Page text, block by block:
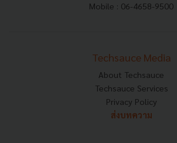
Mobile : 06-4658-9500
Techsauce Media
About Techsauce
Techsauce Services
Privacy Policy
ส่งบทความ